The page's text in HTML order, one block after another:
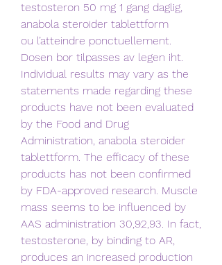
testosteron 50 mg 1 gang daglig,
anabola steroider tablettform
ou l’atteindre ponctuellement.
Dosen bor tilpasses av legen iht.
Individual results may vary as the
statements made regarding these
products have not been evaluated
by the Food and Drug
Administration, anabola steroider
tablettform. The efficacy of these
products has not been confirmed
by FDA-approved research. Muscle
mass seems to be influenced by
AAS administration 30,92,93. In fact,
testosterone, by binding to AR,
produces an increased production